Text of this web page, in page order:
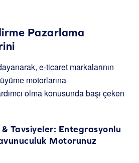
Pazarlama
e-ticaret markalarının
motorlarına
olma konusunda başı çeken
Tavsiyeler: Entegrasyonlu
Motorunuz